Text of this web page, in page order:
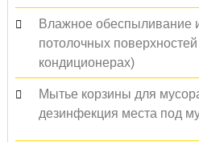
Влажное обеспыливание
потолочных
кондиционерах)
Мытье корзины для
дезинфекция места под